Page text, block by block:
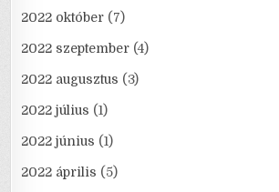
2022 október (7)
2022 szeptember (4)
2022 augusztus (3)
2022 július (1)
2022 június (1)
2022 április (5)